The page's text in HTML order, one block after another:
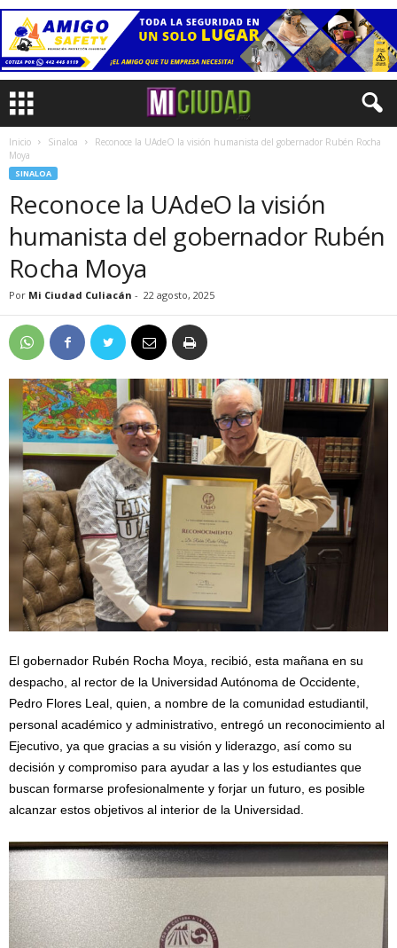
Inicio Sinaloa
Reconoce la UAdeO la visión humanista del gobernador Rubén Rocha
Moya
SINALOA
Reconoce la UAdeO la visión
humanista del gobernador Rubén
Rocha Moya
Por Mi Ciudad Culiacán - 22 agosto, 2025
El gobernador Rubén Rocha Moya, recibió, esta mañana en su
despacho, al rector de la Universidad Autónoma de Occidente,
Pedro Flores Leal, quien, a nombre de la comunidad estudiantil,
personal académico y administrativo, entregó un reconocimiento al
Ejecutivo, ya que gracias a su visión y liderazgo, así como su
decisión y compromiso para ayudar a las y los estudiantes que
buscan formarse profesionalmente y forjar un futuro, es posible
alcanzar estos objetivos al interior de la Universidad.